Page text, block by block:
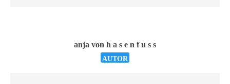
anja von h a s e n f u s s
AUTOR